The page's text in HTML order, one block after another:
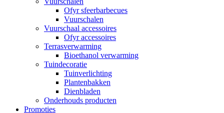
Ofyr sfeerbarbecues
Vuurschalen
Vuurschaal accessoires
Ofyr accessoires
Terrasverwarming
Bioethanol verwarming
Tuindecoratie
Tuinverlichting
Plantenbakken
Dienbladen
Onderhouds producten
Promoties